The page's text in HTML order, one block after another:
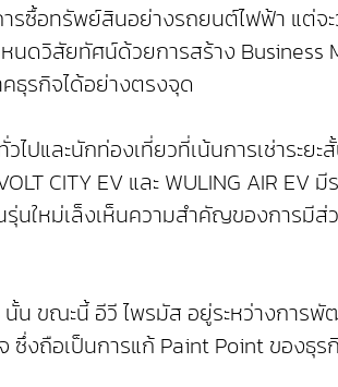
ซื้อทรัพย์สินอย่างรถยนต์ไฟฟ้า แต่จะ
ดวิสัยทัศน์ด้วยการสร้าง Business
คธุรกิจได้อย่างตรงจุด
และนักท่องเที่ยวที่เน้นการเช่าระยะ
CITY EV และ WULING AIR EV
ใหม่เล็งเห็นความสำคัญของการมี
น ขณะนี้ อีวี ไพรมัส อยู่ระหว่างกา
งถือเป็นการแก้ Paint Point ของธุ